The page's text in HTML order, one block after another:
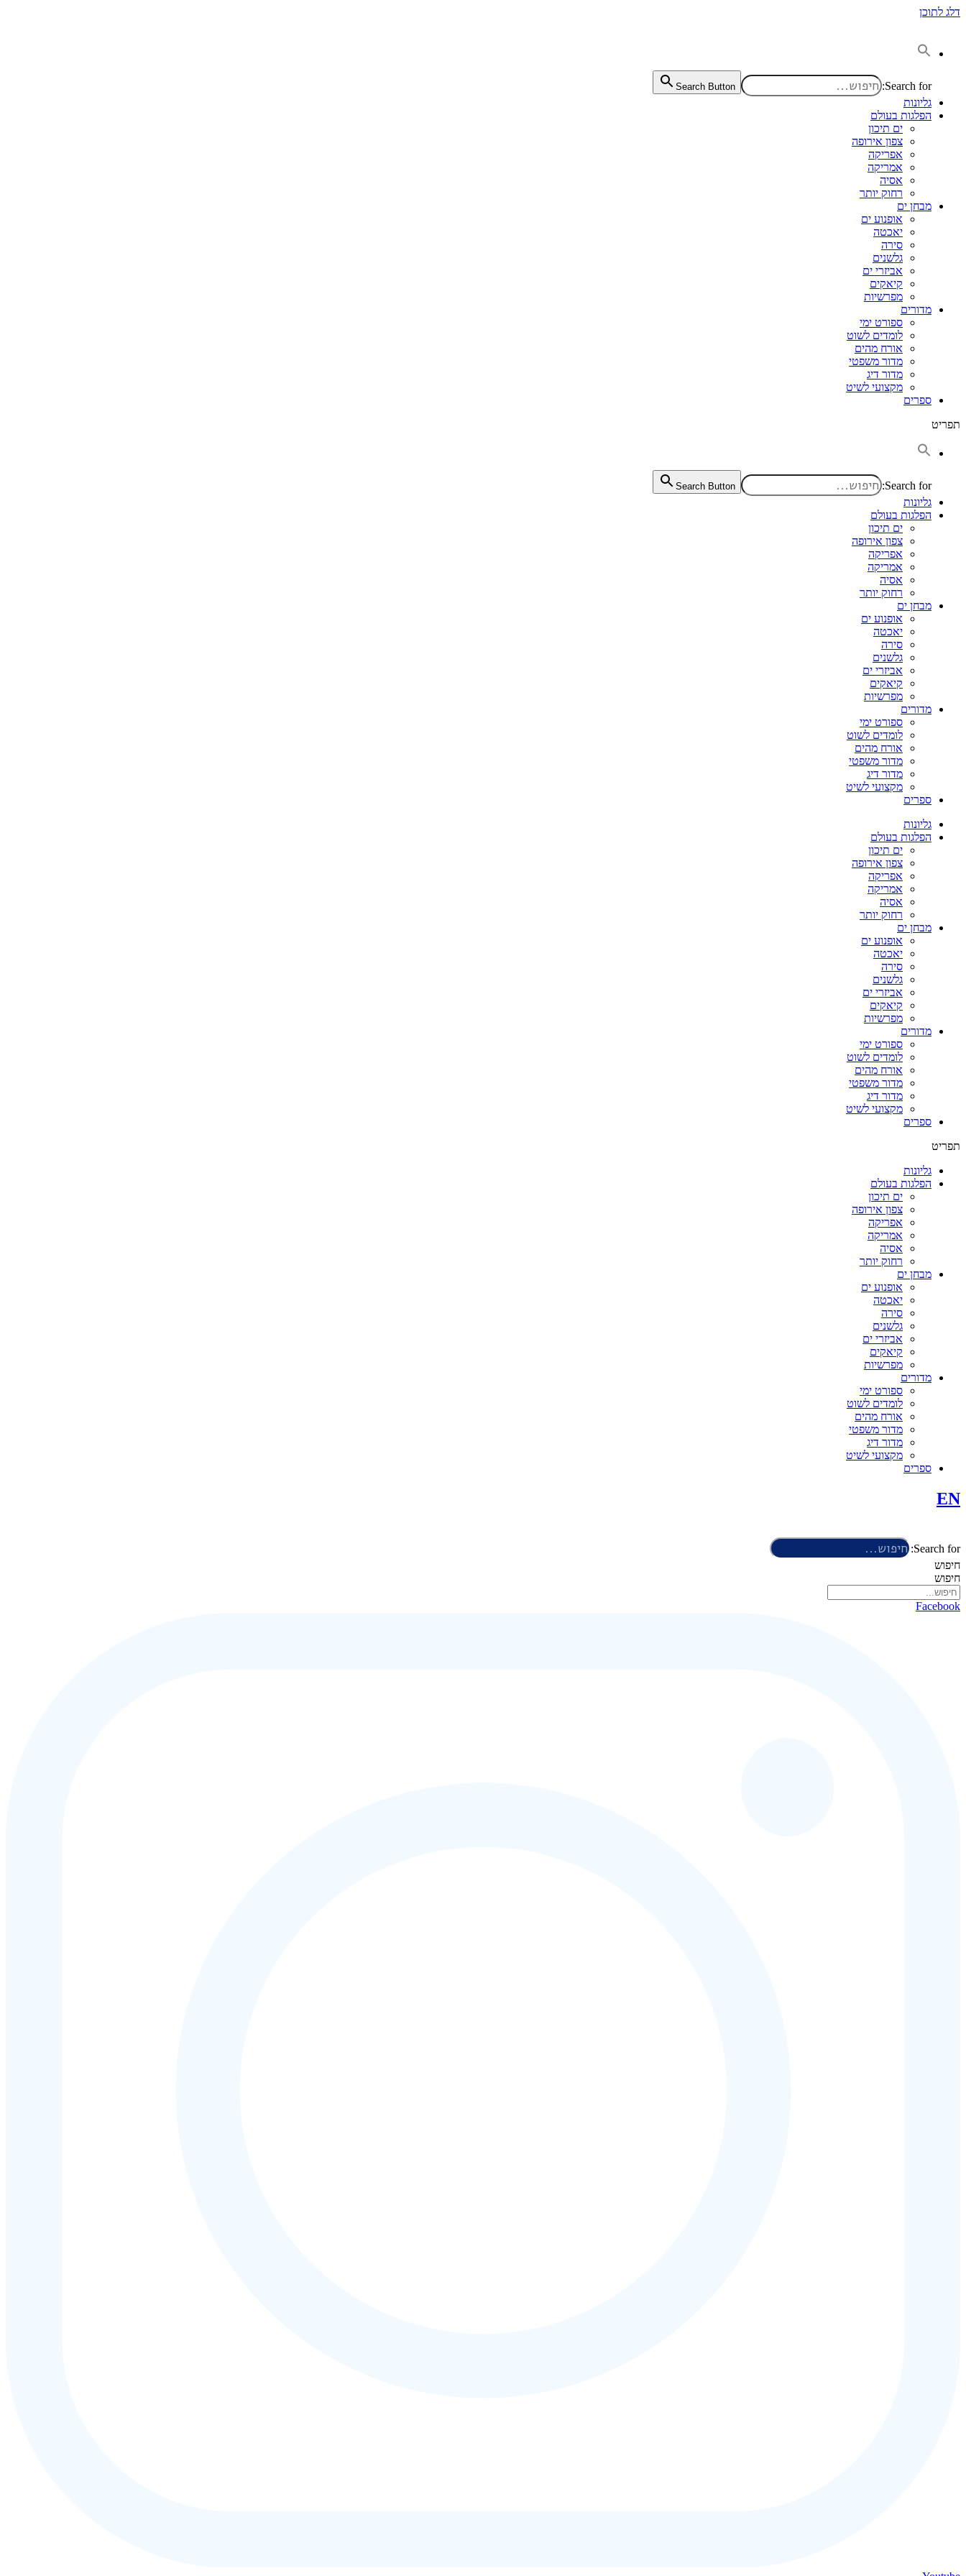
דלג לתוכן
Search for:
Search Button
גליונות
הפלגות בעולם
ים תיכון
צפון אירופה
אפריקה
אמריקה
אסיה
רחוק יותר
מבחן ים
אופנוע ים
יאכטה
סירה
גלשנים
אביזרי ים
קיאקים
מפרשיות
מדורים
ספורט ימי
לומדים לשוט
אורח מהים
מדור משפטי
מדור דיג
מקצועי לשיט
ספרים
תפריט
Search for:
Search Button
גליונות
הפלגות בעולם
ים תיכון
צפון אירופה
אפריקה
אמריקה
אסיה
רחוק יותר
מבחן ים
אופנוע ים
יאכטה
סירה
גלשנים
אביזרי ים
קיאקים
מפרשיות
מדורים
ספורט ימי
לומדים לשוט
אורח מהים
מדור משפטי
מדור דיג
מקצועי לשיט
ספרים
גליונות
הפלגות בעולם
ים תיכון
צפון אירופה
אפריקה
אמריקה
אסיה
רחוק יותר
מבחן ים
אופנוע ים
יאכטה
סירה
גלשנים
אביזרי ים
קיאקים
מפרשיות
מדורים
ספורט ימי
לומדים לשוט
אורח מהים
מדור משפטי
מדור דיג
מקצועי לשיט
ספרים
תפריט
גליונות
הפלגות בעולם
ים תיכון
צפון אירופה
אפריקה
אמריקה
אסיה
רחוק יותר
מבחן ים
אופנוע ים
יאכטה
סירה
גלשנים
אביזרי ים
קיאקים
מפרשיות
מדורים
ספורט ימי
לומדים לשוט
אורח מהים
מדור משפטי
מדור דיג
מקצועי לשיט
ספרים
EN
Search for:
חיפוש
חיפוש
Facebook